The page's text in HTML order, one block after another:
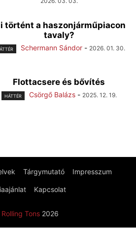
történt a haszonjárműpiacon
tavaly?
Schermann Sándor - 2026. 01. 30.
Flottacsere és bővítés
HÁTTÉR Csörgő Balázs - 2025. 12. 19.
Tárgymutató Impresszum
Kapcsolat
Rolling Tons2026